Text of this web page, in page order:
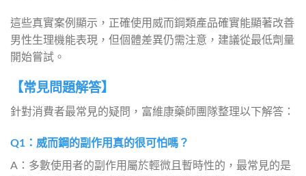
這些真實案例顯示，正確使用威而鋼類產品確實能顯著改善
男性生理機能表現，但個體差異仍需注意，建議從最低劑量
開始嘗試。
【常見問題解答】
針對消費者最常見的疑問，富維康藥師團隊整理以下解答：
Q1：威而鋼的副作用真的很可怕嗎？
A：多數使用者的副作用屬於輕微且暫時性的，最常見的是